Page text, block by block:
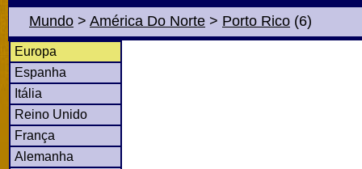
Mundo > América Do Norte > Porto Rico (6)
Europa
Espanha
Itália
Reino Unido
França
Alemanha